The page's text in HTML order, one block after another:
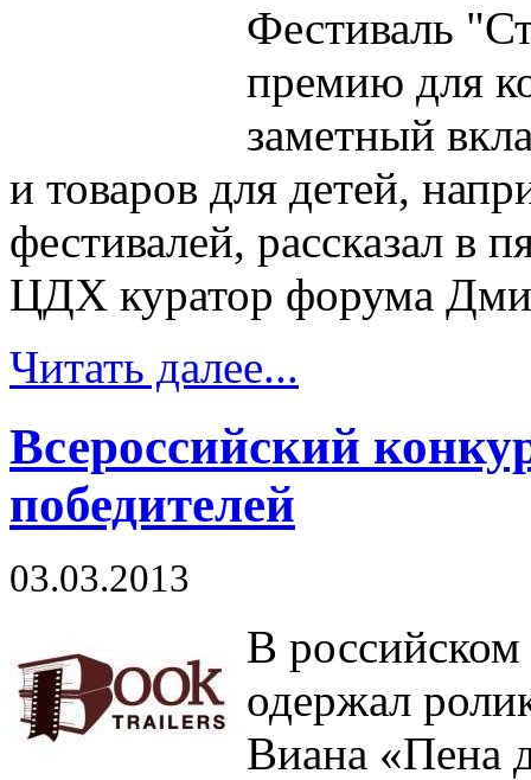
Фестиваль
премию для
заметный
и товаров для детей,
фестивалей, рассказал в
ЦДХ куратор форума
Читать далее...
Всероссийский
победителей
03.03.2013
В российском
одержал
Виана «Пена